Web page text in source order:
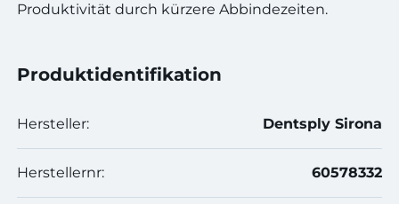
Produktivität durch kürzere Abbindezeiten.
Produktidentifikation
Hersteller: Dentsply Sirona
Herstellernr: 60578332